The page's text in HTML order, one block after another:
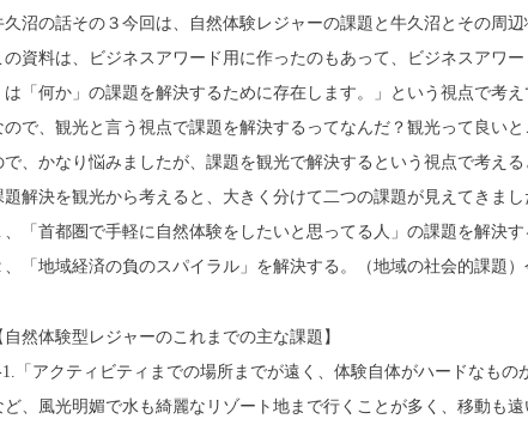
久沼の話その３今回は、自然体験レジャーの課題と牛久沼とその周辺
の資料は、ビジネスアワード用に作ったのもあって、ビジネスアワ
は「何か」の課題を解決するために存在します。」という視点で考え
ので、観光と言う視点で課題を解決するってなんだ？観光って良い
で、かなり悩みましたが、課題を観光で解決するという視点で考え
題解決を観光から考えると、大きく分けて二つの課題が見えてきまし
、「首都圏で手軽に自然体験をしたいと思ってる人」の課題を解決
、「地域経済の負のスパイラル」を解決する。（地域の社会的課題）
自然体験型レジャーのこれまでの主な課題】
1.「アクティビティまでの場所までが遠く、体験自体がハードなも
ど、風光明媚で水も綺麗なリゾート地まで行くことが多く、移動も